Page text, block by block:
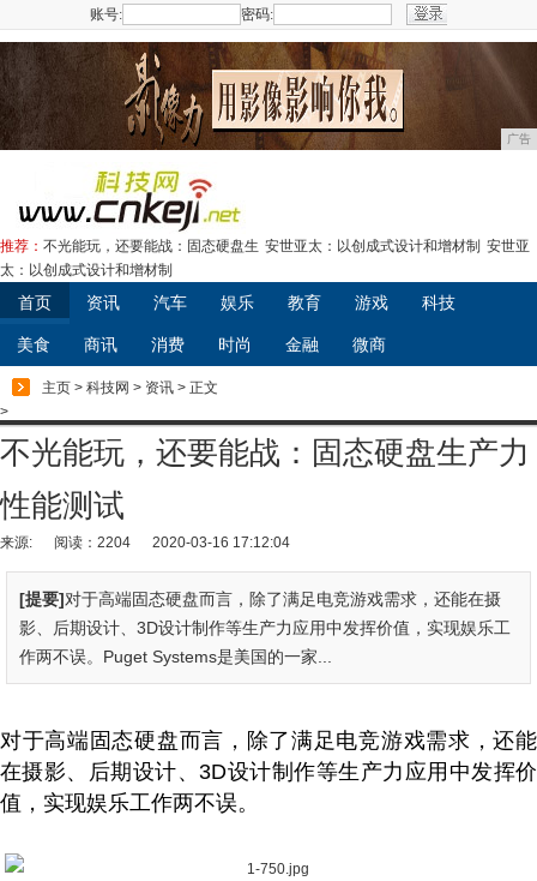
账号: 密码:
广告
推荐： 不光能玩，还要能战：固态硬盘生 安世亚太：以创成式设计和增材制 安世亚
太：以创成式设计和增材制
首页 资讯 汽车 娱乐 教育 游戏 科技
美食 商讯 消费 时尚 金融 微商
主页 > 科技网 > 资讯 > 正文
>
不光能玩，还要能战：固态硬盘生产力
性能测试
来源: 阅读：2204 2020-03-16 17:12:04
[提要]对于高端固态硬盘而言，除了满足电竞游戏需求，还能在摄
影、后期设计、3D设计制作等生产力应用中发挥价值，实现娱乐工
作两不误。Puget Systems是美国的一家...
对于高端固态硬盘而言，除了满足电竞游戏需求，还能
在摄影、后期设计、3D设计制作等生产力应用中发挥价
值，实现娱乐工作两不误。